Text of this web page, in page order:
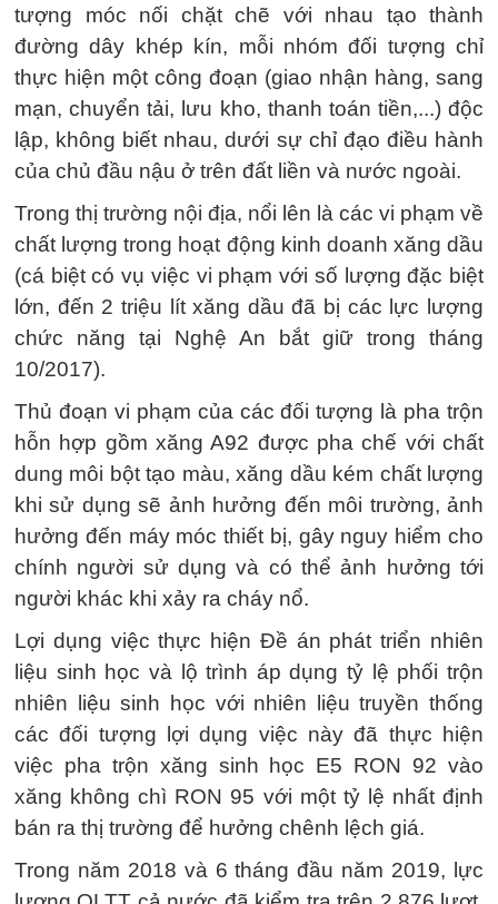
tượng móc nối chặt chẽ với nhau tạo thành
đường dây khép kín, mỗi nhóm đối tượng chỉ
thực hiện một công đoạn (giao nhận hàng, sang
mạn, chuyển tải, lưu kho, thanh toán tiền,...) độc
lập, không biết nhau, dưới sự chỉ đạo điều hành
của chủ đầu nậu ở trên đất liền và nước ngoài.
Trong thị trường nội địa, nổi lên là các vi phạm về
chất lượng trong hoạt động kinh doanh xăng dầu
(cá biệt có vụ việc vi phạm với số lượng đặc biệt
lớn, đến 2 triệu lít xăng dầu đã bị các lực lượng
chức năng tại Nghệ An bắt giữ trong tháng
10/2017).
Thủ đoạn vi phạm của các đối tượng là pha trộn
hỗn hợp gồm xăng A92 được pha chế với chất
dung môi bột tạo màu, xăng dầu kém chất lượng
khi sử dụng sẽ ảnh hưởng đến môi trường, ảnh
hưởng đến máy móc thiết bị, gây nguy hiểm cho
chính người sử dụng và có thể ảnh hưởng tới
người khác khi xảy ra cháy nổ.
Lợi dụng việc thực hiện Đề án phát triển nhiên
liệu sinh học và lộ trình áp dụng tỷ lệ phối trộn
nhiên liệu sinh học với nhiên liệu truyền thống
các đối tượng lợi dụng việc này đã thực hiện
việc pha trộn xăng sinh học E5 RON 92 vào
xăng không chì RON 95 với một tỷ lệ nhất định
bán ra thị trường để hưởng chênh lệch giá.
Trong năm 2018 và 6 tháng đầu năm 2019, lực